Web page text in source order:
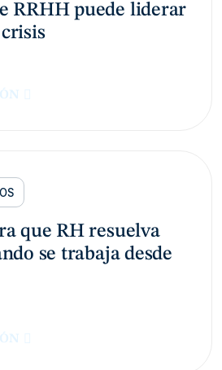
RRHH puede liderar
que RH resuelva
se trabaja desde